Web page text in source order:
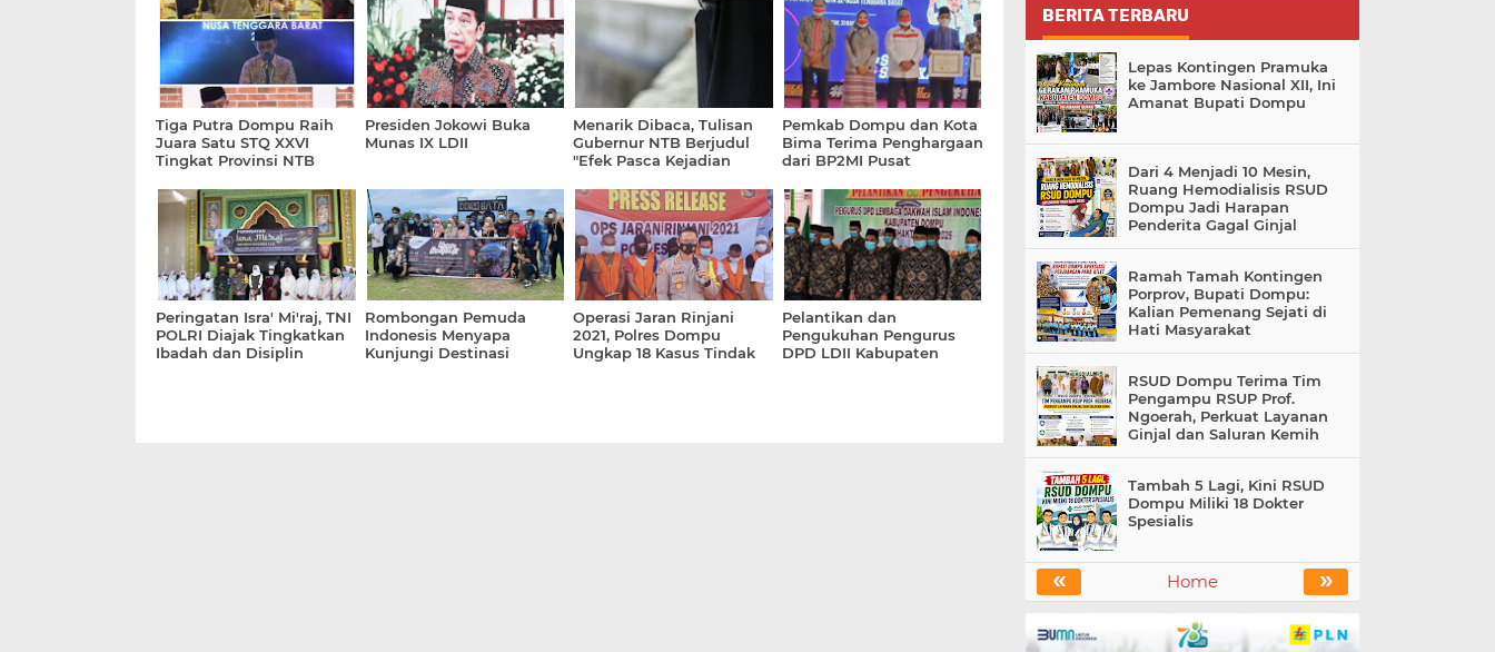
Tiga Putra Dompu Raih
Juara Satu STQ XXVI
Tingkat Provinsi NTB
Presiden Jokowi Buka
Munas IX LDII
Menarik Dibaca, Tulisan
Gubernur NTB Berjudul
"Efek Pasca Kejadian
Pemkab Dompu dan Kota
Bima Terima Penghargaan
dari BP2MI Pusat
Peringatan Isra' Mi'raj, TNI
POLRI Diajak Tingkatkan
Ibadah dan Disiplin
Rombongan Pemuda
Indonesis Menyapa
Kunjungi Destinasi
Operasi Jaran Rinjani
2021, Polres Dompu
Ungkap 18 Kasus Tindak
Pelantikan dan
Pengukuhan Pengurus
DPD LDII Kabupaten
BERITA TERBARU
Lepas Kontingen Pramuka
ke Jambore Nasional XII, Ini
Amanat Bupati Dompu
Dari 4 Menjadi 10 Mesin,
Ruang Hemodialisis RSUD
Dompu Jadi Harapan
Penderita Gagal Ginjal
Ramah Tamah Kontingen
Porprov, Bupati Dompu:
Kalian Pemenang Sejati di
Hati Masyarakat
RSUD Dompu Terima Tim
Pengampu RSUP Prof.
Ngoerah, Perkuat Layanan
Ginjal dan Saluran Kemih
Tambah 5 Lagi, Kini RSUD
Dompu Miliki 18 Dokter
Spesialis
« »
Home